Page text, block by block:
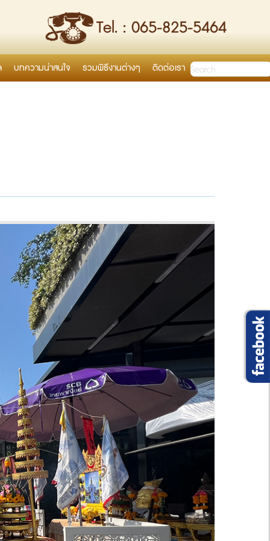
Tel. : 065-825-5464
บทความน่าสนใจ รวมพิธีงานต่างๆ ติดต่อเรา